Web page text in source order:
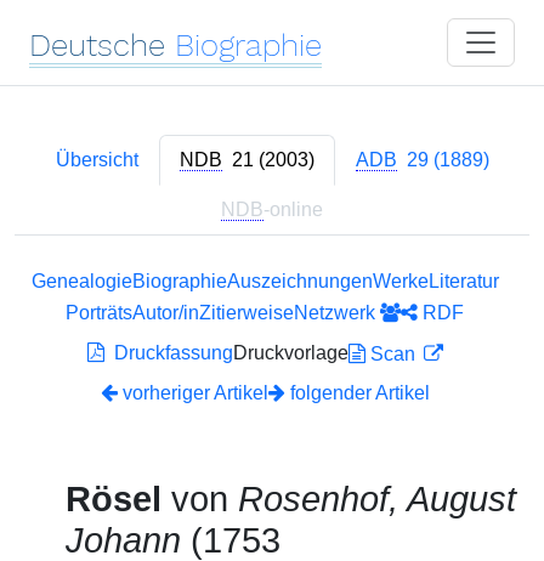
Deutsche Biographie
Übersicht NDB 21 (2003) ADB 29 (1889)
NDB-online
GenealogieBiographieAuszeichnungenWerkeLiteratur
PorträtsAutor/inZitierweiseNetzwerk
RDF
DruckfassungDruckvorlage
Scan
vorheriger Artikel
folgender Artikel
Rösel von Rosenhof, August
Johann (1753